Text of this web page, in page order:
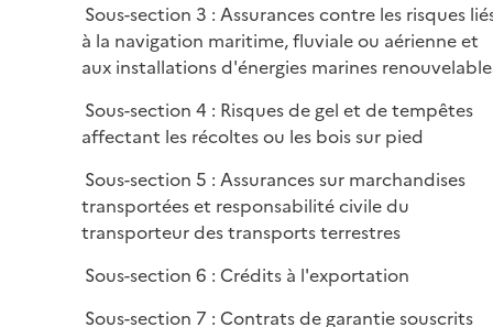
Sous-section 3 : Assurances contre les risques
à la navigation maritime, fluviale ou aérienne et
aux installations d'énergies marines
Sous-section 4 : Risques de gel et de tempêtes
affectant les récoltes ou les bois sur pied
Sous-section 5 : Assurances sur marchandises
transportées et responsabilité civile du
transporteur des transports terrestres
Sous-section 6 : Crédits à l'exportation
Sous-section 7 : Contrats de garantie souscrits